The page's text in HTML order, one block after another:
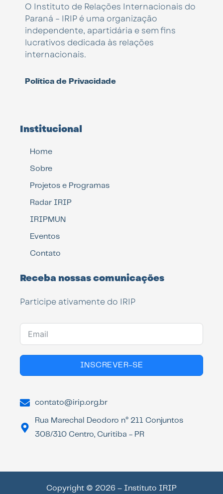
O Instituto de Relações Internacionais do
Paraná – IRIP é uma organização
independente, apartidária e sem fins
lucrativos dedicada às relações
internacionais.
Política de Privacidade
Institucional
Home
Sobre
Projetos e Programas
Radar IRIP
IRIPMUN
Eventos
Contato
Receba nossas comunicações
Participe ativamente do IRIP
INSCREVER-SE
contato@irip.org.br
Rua Marechal Deodoro n° 211 Conjuntos
308/310 Centro, Curitiba - PR
Copyright © 2026 – Instituto IRIP